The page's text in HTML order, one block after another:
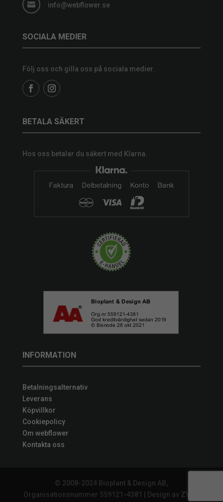
 info@webflower.se
SOCIALA MEDIER
Följ oss och gilla oss på sociala medier.
BETALA SÄKERT
Hos oss betalar du säkert med Klarna.
INFORMATION
Betalningsalternativ
Leverans
Köpvillkor
Cookiepolicy
Om webflower
Kontakta oss
© 2008-2024 Bioplant & Design AB,
Organisationsnummer 559121-4381 | Design av ZYNQ